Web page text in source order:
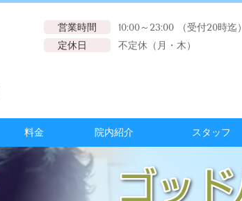
営業時間
10:00～23:00 （受付20時迄）
定休日
不定休（月・木）
料金 院内紹介 スタッフ